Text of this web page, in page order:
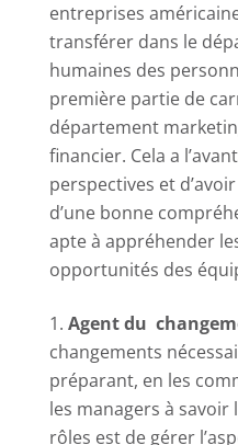
entreprises
transférer dans le
humaines des
première partie de
département
financier. Cela a
perspectives et
d’une bonne
apte à appréhender
opportunités des
Agent du
changements
préparant, en les
les managers à savoir
rôles est de gérer